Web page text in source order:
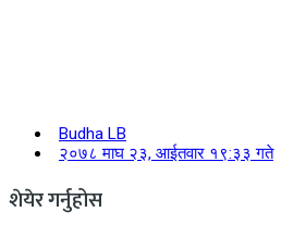
Budha LB
२०७८ माघ २३, आईतवार १९:३३ गते
शेयेर गर्नुहोस